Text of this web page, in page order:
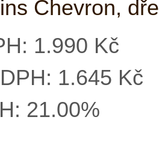
1.990 Kč
1.645 Kč
21.00%